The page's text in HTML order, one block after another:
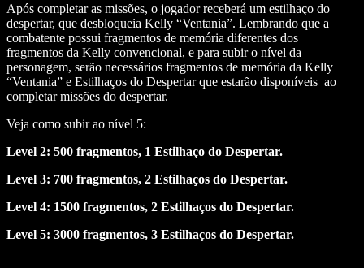
Após completar as missões, o jogador receberá um estilhaço do
despertar, que desbloqueia Kelly “Ventania”. Lembrando que a
combatente possui fragmentos de memória diferentes dos
fragmentos da Kelly convencional, e para subir o nível da
personagem, serão necessários fragmentos de memória da Kelly
“Ventania” e Estilhaços do Despertar que estarão disponíveis ao
completar missões do despertar.
Veja como subir ao nível 5:
Level 2: 500 fragmentos, 1 Estilhaço do Despertar.
Level 3: 700 fragmentos, 2 Estilhaços do Despertar.
Level 4: 1500 fragmentos, 2 Estilhaços do Despertar.
Level 5: 3000 fragmentos, 3 Estilhaços do Despertar.